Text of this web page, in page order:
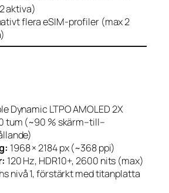
aktiva)
flera eSIM-profiler (max 2
Dynamic LTPO AMOLED 2X
tum (~90 % skärm–till–
1968 × 2184 px (~368 ppi)
120 Hz, HDR10+, 2600 nits (max)
nivå 1, förstärkt med titanplatta